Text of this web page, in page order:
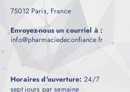
75012 Paris, France
Envoyez-nous un courriel à :
info@pharmaciedeconfiance.fr
Horaires d'ouverture: 24/7
sept jours par semaine